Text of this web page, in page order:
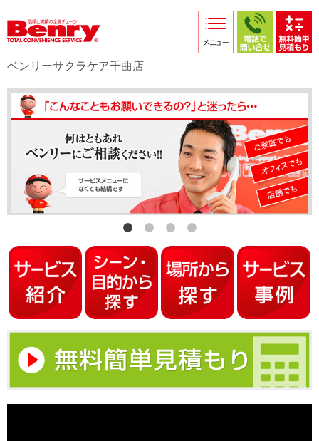
採用情報
店舗からのお知らせ
店舗日記
スタッフ紹介
プライバシーポリシー
本部スマホサイト
ベンリーサクラケア千曲店